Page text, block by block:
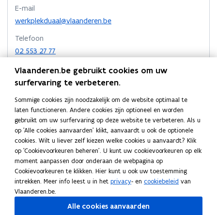
p
e
t
i
n
e
u
w
v
n
s
t
e
k
a
a
k
l
e
m
b
o
d
e
n
n
i
e
w
v
e
n
s
t
e
r
E-mail
werkplekduaal@vlaanderen.be
Telefoon
02 553 27 77
Adres
Departement Werk, Economie, Wetenschap, Innovatie en
Afdeling Duaal Leren en Sectoren
Marie-Elisabeth Belpairegebouw
Simon Bolivarlaan 17, 1000 Brussel, België
Routeplanner
o
e
n
t
i
n
Postadres
Departement Werk, Economie, Wetenschap, Innovatie en
Sociale Economie
Afdeling Duaal Leren en Sectoren
Koning Albert II laan 15 bus 380, 1210 Brussel, België
Vlaanderen.be gebruikt cookies om uw
surfervaring te verbeteren.
Sommige cookies zijn noodzakelijk om de website optimaal te
laten functioneren. Andere cookies zijn optioneel en worden
gebruikt om uw surfervaring op deze website te verbeteren. Als u
op 'Alle cookies aanvaarden' klikt, aanvaardt u ook de optionele
cookies. Wilt u liever zelf kiezen welke cookies u aanvaardt? Klik
op 'Cookievoorkeuren beheren'. U kunt uw cookievoorkeuren op elk
moment aanpassen door onderaan de webpagina op
Cookievoorkeuren te klikken. Hier kunt u ook uw toestemming
intrekken. Meer info leest u in het privacy- en cookiebeleid van
Vlaanderen.be.
Alle cookies aanvaarden